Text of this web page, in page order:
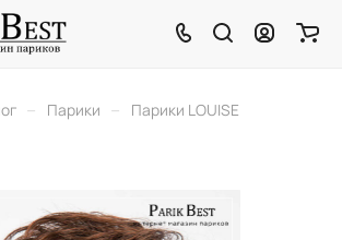
– Парики – Парики LOUISE